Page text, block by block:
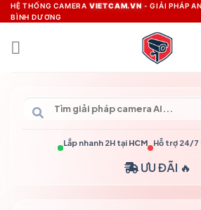
Skip
to
content
HỆ THỐNG CAMERA VIETCAM.VN - GIẢI PHÁP
BÌNH DƯƠNG
Lắp nhanh 2H tại HCM Hỗ trợ 24/7
ƯU ĐÃI 🔥